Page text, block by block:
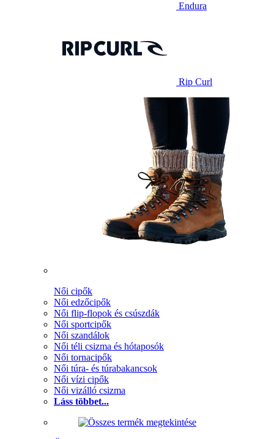
Endura
Rip Curl
Női cipők
Női edzőcipők
Női flip-flopok és csúszdák
Női sportcipők
Női szandálok
Női téli csizma és hótaposók
Női tornacipők
Női túra- és túrabakancsok
Női vízi cipők
Női vizálló csizma
Láss többet...